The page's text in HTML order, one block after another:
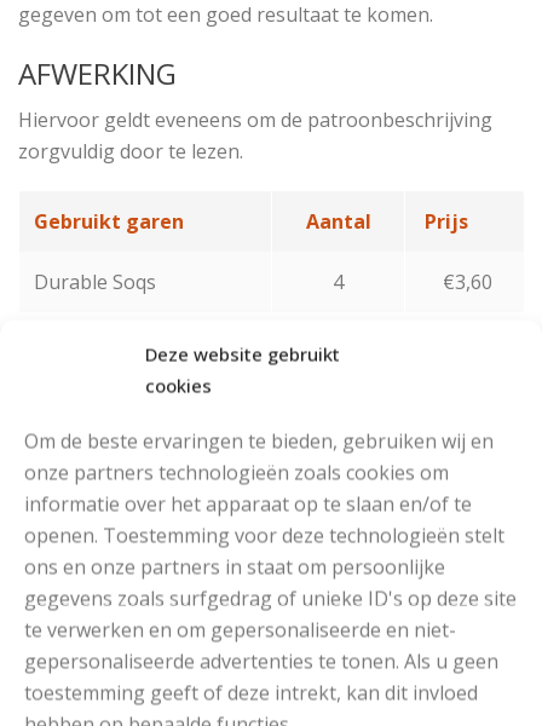
Deze website gebruikt
cookies
Om de beste ervaringen te bieden, gebruiken wij en
onze partners technologieën zoals cookies om
informatie over het apparaat op te slaan en/of te
openen. Toestemming voor deze technologieën stelt
ons en onze partners in staat om persoonlijke
gegevens zoals surfgedrag of unieke ID's op deze site
te verwerken en om gepersonaliseerde en niet-
gepersonaliseerde advertenties te tonen. Als u geen
toestemming geeft of deze intrekt, kan dit invloed
gegeven om tot een goed resultaat te komen.
AFWERKING
Hiervoor geldt eveneens om de patroonbeschrijving
zorgvuldig door te lezen.
Gebruikt garen Aantal Prijs
Durable Soqs 4 €3,60
Download Patroon
Durable Soqs
RECOMMENDED POSTS